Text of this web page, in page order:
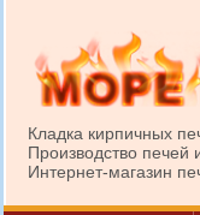
Кладка кирпичных
Производство печей
Интернет-магазин